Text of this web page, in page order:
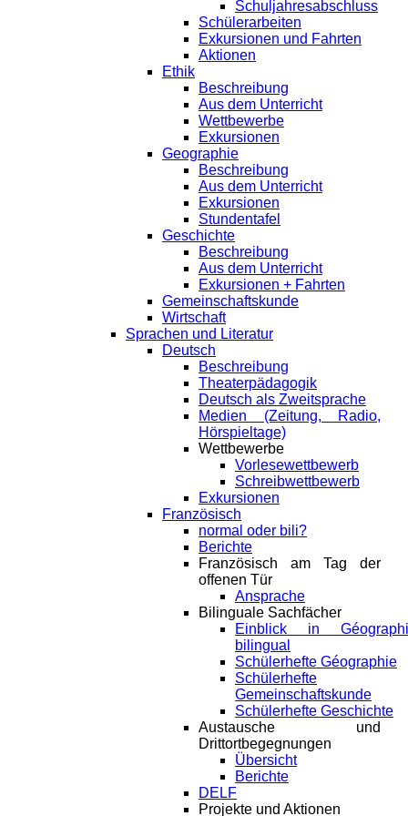
Schuljahresabschluss
Schülerarbeiten
Exkursionen und Fahrten
Aktionen
Ethik
Beschreibung
Aus dem Unterricht
Wettbewerbe
Exkursionen
Geographie
Beschreibung
Aus dem Unterricht
Exkursionen
Stundentafel
Geschichte
Beschreibung
Aus dem Unterricht
Exkursionen + Fahrten
Gemeinschaftskunde
Wirtschaft
Sprachen und Literatur
Deutsch
Beschreibung
Theaterpädagogik
Deutsch als Zweitsprache
Medien (Zeitung, Radio,
Hörspieltage)
Wettbewerbe
Vorlesewettbewerb
Schreibwettbewerb
Exkursionen
Französisch
normal oder bili?
Berichte
Französisch am Tag der
offenen Tür
Ansprache
Bilinguale Sachfächer
Einblick in
bilingual
Schülerhefte Géographie
Schülerhefte
Gemeinschaftskunde
Schülerhefte Geschichte
Austausche und
Drittortbegegnungen
Übersicht
Berichte
DELF
Projekte und Aktionen